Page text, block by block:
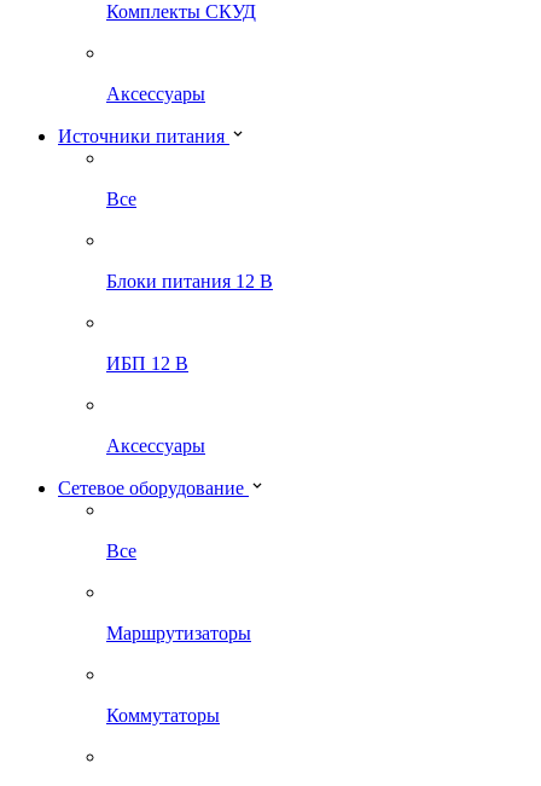
Комплекты СКУД
Аксессуары
Источники питания
Все
Блоки питания 12 В
ИБП 12 В
Аксессуары
Сетевое оборудование
Все
Маршрутизаторы
Коммутаторы